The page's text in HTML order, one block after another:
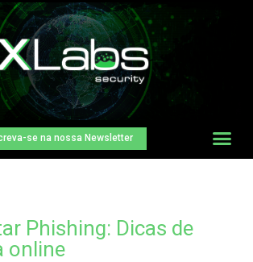
se na nossa Newsletter
Phishing: Dicas de
online